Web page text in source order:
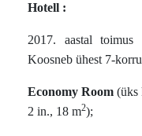
Hotell :
2017. aastal toimus
Koosneb ühest 7-
Economy Room (üks
2 in., 18 m2);